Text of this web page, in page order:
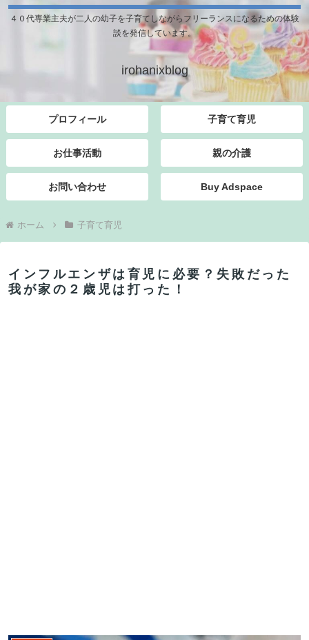
４０代専業主夫が二人の幼子を子育てしながらフリーランスになるための体験
談を発信しています。
irohanixblog
プロフィール 子育て育児
お仕事活動 親の介護
お問い合わせ Buy Adspace
ホーム 子育て育児
インフルエンザは育児に必要？失敗だった
我が家の２歳児は打った！